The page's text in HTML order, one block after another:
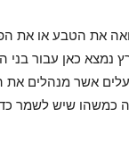
את הטבע או את
נמצא כאן עבור בני
אשר מנהלים את
כמשהו שיש לשמר